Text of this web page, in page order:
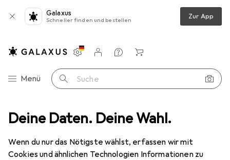
Deine Daten. Deine Wahl.
Wenn du nur das Nötigste wählst, erfassen wir mit
Cookies und ähnlichen Technologien Informationen zu
Galaxus
Schneller finden und bestellen Zur App
Navigation nach Kategorien
Menü Suche
Einstellungen
Kundenkonto
Vergleichslisten
Merklisten
Warenkorb
Haarstyling Haarfarbe Wella Koleston Perfect Me+